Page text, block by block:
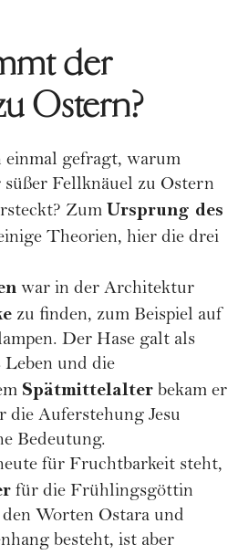
der
Ostern?
einmal gefragt, warum
Fellknäuel zu Ostern
Zum Ursprung des
Theorien, hier die drei
war in der Architektur
zu finden, zum Beispiel auf
Der Hase galt als
Leben und die
Spätmittelalter bekam er
die Auferstehung Jesu
Bedeutung.
für Fruchtbarkeit steht,
für die Frühlingsgöttin
Worten Ostara und
besteht, ist aber